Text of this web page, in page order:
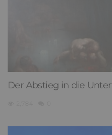
Der Abstieg in die